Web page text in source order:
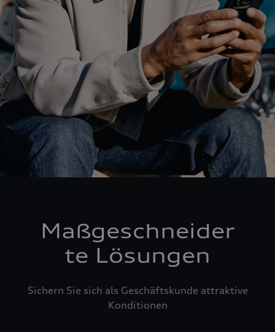
Maßgeschneider
te Lösungen
Sichern Sie sich als Geschäftskunde attraktive
Konditionen